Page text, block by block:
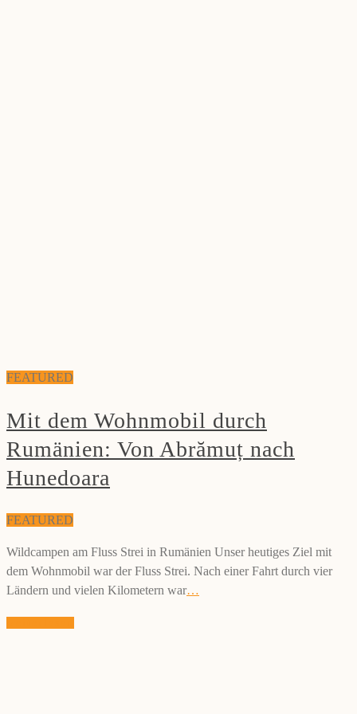
FEATURED
Mit dem Wohnmobil durch
Rumänien: Von Abrămuț nach
Hunedoara
FEATURED
Wildcampen am Fluss Strei in Rumänien Unser heutiges Ziel mit
dem Wohnmobil war der Fluss Strei. Nach einer Fahrt durch vier
Ländern und vielen Kilometern war…